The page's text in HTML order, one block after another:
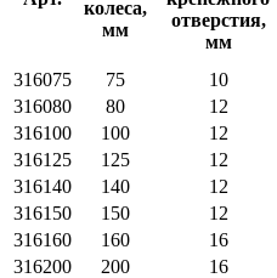
316075 75 10
316080
80 12
316100
100 12
316125
125 12
316140
140 12
316150
150 12
316160
160 16
316200
200 16